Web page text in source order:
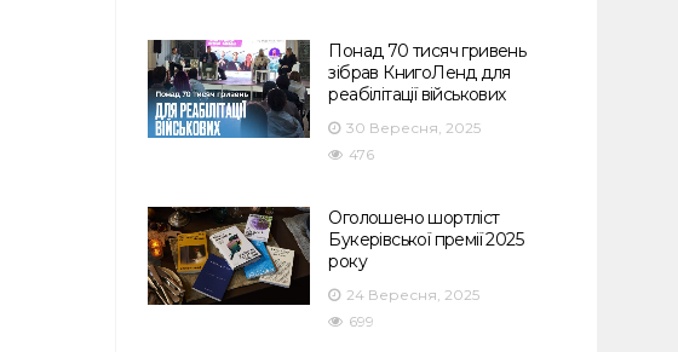
Понад 70 тисяч гривень
зібрав КнигоЛенд для
реабілітації військових
30 Вересня, 2025
476
Оголошено шортліст
Букерівської премії 2025
року
24 Вересня, 2025
699